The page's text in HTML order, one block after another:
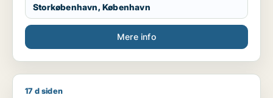
Storkøbenhavn, København
Mere info
Kirsten søger job som administrativ medarbejder /
17 d siden